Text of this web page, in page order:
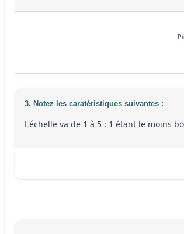
3. Notez les caratéristiques suivantes :
L'échelle va de 1 à 5 : 1 étant le moins